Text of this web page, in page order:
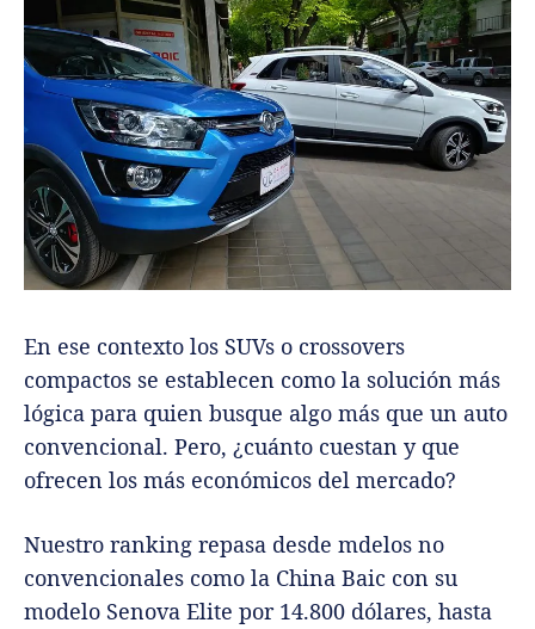
En ese contexto los SUVs o crossovers
compactos se establecen como la solución más
lógica para quien busque algo más que un auto
convencional. Pero, ¿cuánto cuestan y que
ofrecen los más económicos del mercado?
Nuestro ranking repasa desde mdelos no
convencionales como la China Baic con su
modelo Senova Elite por 14.800 dólares, hasta